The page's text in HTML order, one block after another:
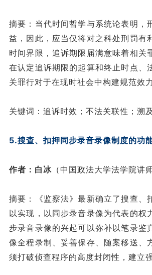
摘要：当代时间哲学与系统论表明，
益，因此，应当仅将对之科处刑罚有
时间界限，追诉期限届满意味着相
在认定追诉期限的起算和终止时点、
关罪行对于在现时社会中构建规范效
关键词：追诉时效；不法关联性；溯
5.搜查、扣押同步录音录像制度的功
作者：白冰 （中国政法大学法学院讲师
摘要：《监察法》最新确立了搜查、
以实现，以同步录音录像为代表的
步录音录像的兴起可以弥补以笔录
像全程录制、妥善保存、随案移送、
须打破侦查程序的高度封闭性，建立